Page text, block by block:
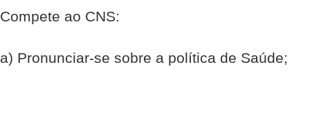
Compete ao CNS:
a) Pronunciar-se sobre a política de Saúde;